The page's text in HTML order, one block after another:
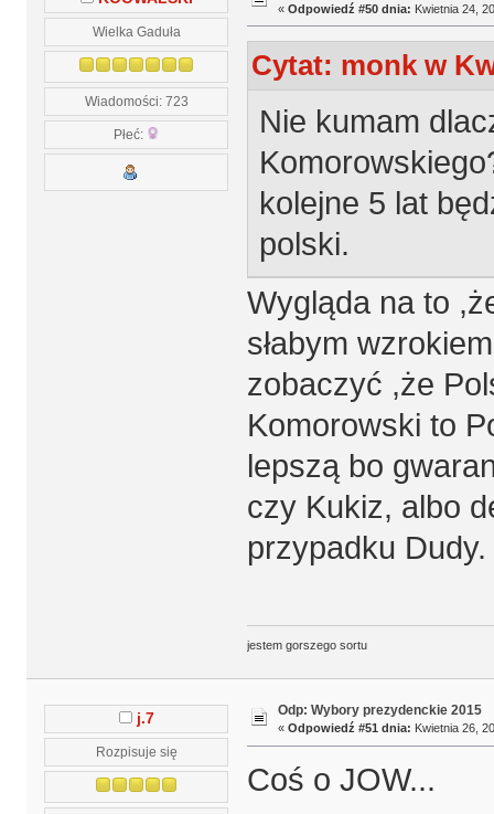
Wielka Gaduła
Wiadomości: 723
Płeć:
« Odpowiedź #50 dnia: Kwietnia 24,
Cytat: monk w
Nie kumam
kolejne 5 lat
polski.
Wygląda na to
słabym
zobaczyć ,że
Komorowski to
lepszą bo
czy Kukiz, albo
przypadku Dudy.
jestem gorszego sortu
j.7
Rozpisuje się
Odp: Wybory prezydenckie 2015
« Odpowiedź #51 dnia: Kwietnia 26,
Coś o JOW...